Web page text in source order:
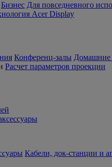
Бизнес Для повседневного
Acer Display
Конференц-залы Домашние
Расчет параметров проекции
Кабели, док-станции и